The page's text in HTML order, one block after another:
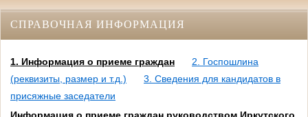
СПРАВОЧНАЯ ИНФОРМАЦИЯ
1. Информация о приеме граждан
2. Госпошлина
(реквизиты, размер и т.д.)
3. Сведения для кандидатов в
присяжные заседатели